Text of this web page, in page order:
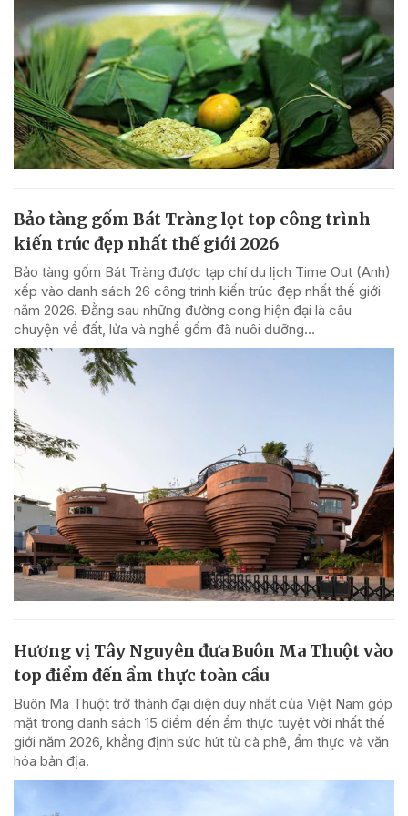
Bảo tàng gốm Bát Tràng lọt top công trình
kiến trúc đẹp nhất thế giới 2026
Bảo tàng gốm Bát Tràng được tạp chí du lịch Time Out (Anh)
xếp vào danh sách 26 công trình kiến trúc đẹp nhất thế giới
năm 2026. Đằng sau những đường cong hiện đại là câu
chuyện về đất, lửa và nghề gốm đã nuôi dưỡng...
Hương vị Tây Nguyên đưa Buôn Ma Thuột vào
top điểm đến ẩm thực toàn cầu
Buôn Ma Thuột trở thành đại diện duy nhất của Việt Nam góp
mặt trong danh sách 15 điểm đến ẩm thực tuyệt vời nhất thế
giới năm 2026, khẳng định sức hút từ cà phê, ẩm thực và văn
hóa bản địa.